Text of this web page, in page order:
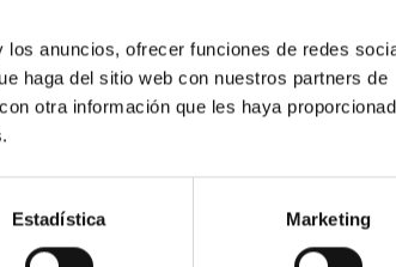
anuncios, ofrecer funciones de redes
haga del sitio web con nuestros partners de
otra información que les haya
Estadística Marketing
la que
que fue aprobada
de la ordenanza
viernes
Más
jueves
La